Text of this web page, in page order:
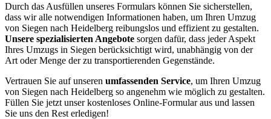
Durch das Ausfüllen unseres Formulars können Sie sicherstellen,
dass wir alle notwendigen Informationen haben, um Ihren Umzug
von Siegen nach Heidelberg reibungslos und effizient zu gestalten.
Unsere spezialisierten Angebote sorgen dafür, dass jeder Aspekt
Ihres Umzugs in Siegen berücksichtigt wird, unabhängig von der
Art oder Menge der zu transportierenden Gegenstände.
Vertrauen Sie auf unseren umfassenden Service, um Ihren Umzug
von Siegen nach Heidelberg so angenehm wie möglich zu gestalten.
Füllen Sie jetzt unser kostenloses Online-Formular aus und lassen
Sie uns den Rest erledigen!